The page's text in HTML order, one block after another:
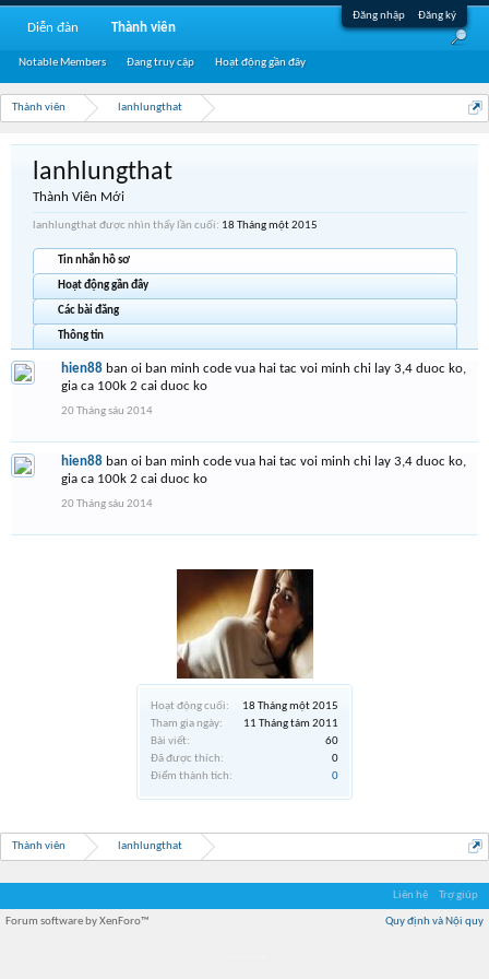
Đăng nhập Đăng ký
Thành viên lanhlungthat
Hoạt động cuối:
18 Tháng một 2015
Tham gia ngày:
11 Tháng tám 2011
Bài viết:
60
Đã được thích:
0
Điểm thành tích:
0
lanhlungthat
Thành Viên Mới
lanhlungthat được nhìn thấy lần cuối: 18 Tháng một 2015
Tin nhắn hồ sơ
Hoạt động gần đây
Các bài đăng
Thông tin
hien88 ban oi ban minh code vua hai tac voi minh chi lay 3,4 duoc ko,
gia ca 100k 2 cai duoc ko
20 Tháng sáu 2014
hien88 ban oi ban minh code vua hai tac voi minh chi lay 3,4 duoc ko,
gia ca 100k 2 cai duoc ko
20 Tháng sáu 2014
Thành viên lanhlungthat
Diễn đàn Thành viên
Notable Members Đang truy cập Hoạt động gần đây
Liên hệ Trợ giúp
Quy định và Nội quy
Forum software by XenForo™